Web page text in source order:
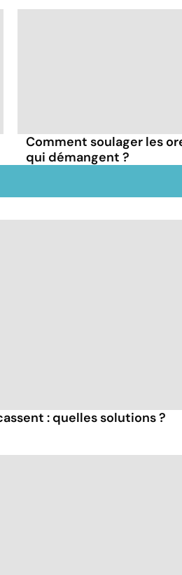
Comment soulager les
qui démangent ?
: quelles solutions ?